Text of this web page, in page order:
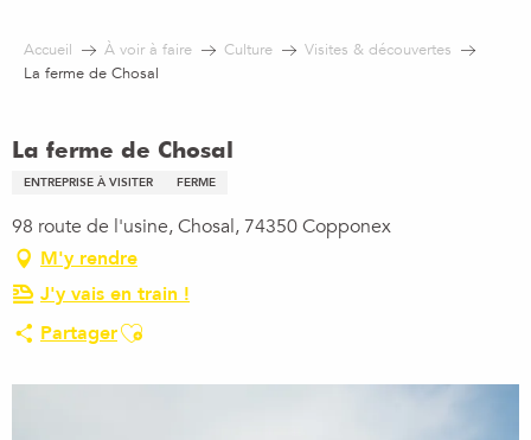
contenu
Accueil À voir à faire Culture
Visites & découvertes
La ferme de Chosal
La ferme de Chosal
ENTREPRISE À VISITER FERME
98 route de l'usine, Chosal, 74350 Copponex
M'y rendre
J'y vais en train !
PartagerAjouter aux favoris